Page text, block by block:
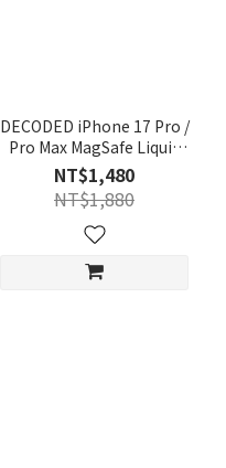
DECODED iPhone 17 Pro /
Pro Max MagSafe Liquid
Silicone 液態矽膠保護殼
NT$1,480
NT$1,880